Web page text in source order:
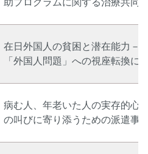
助プログラムに関する治療共同
在日外国人の貧困と潜在能力－
「外国人問題」への視座転換に
病む人、年老いた人の実存的心
の叫びに寄り添うための派遣事